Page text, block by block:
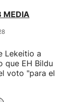
MEDIA
Lekeitio a
que EH Bildu
voto "para el